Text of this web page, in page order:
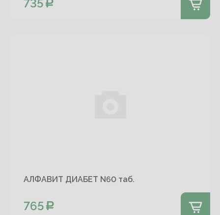
735
АЛФАВИТ ДИАБЕТ N60 таб.
765